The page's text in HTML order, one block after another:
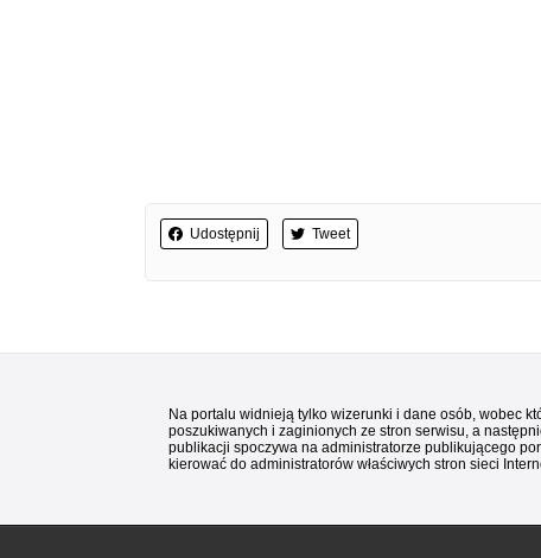
Udostępnij Tweet
Na portalu widnieją tylko wizerunki i dane osób, wobec
poszukiwanych i zaginionych ze stron serwisu, a
publikacji spoczywa na administratorze publikującego
kierować do administratorów właściwych stron sieci